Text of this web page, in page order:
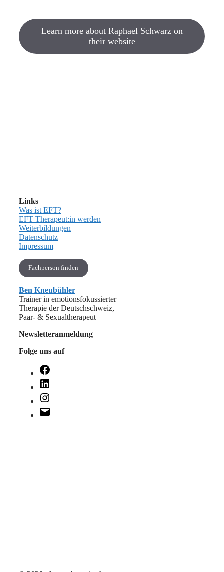
Learn more about Raphael Schwarz on
their website
Links
Was ist EFT?
EFT Therapeut:in werden
Weiterbildungen
Datenschutz
Impressum
Fachperson finden
Ben Kneubühler
Trainer in emotionsfokussierter
Therapie der Deutschschweiz,
Paar- & Sexualtherapeut
Newsletteranmeldung
Folge uns auf
Facebook
LinkedIn
Instagram
E-
Mail